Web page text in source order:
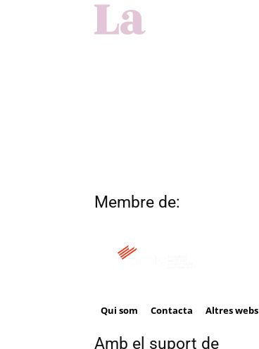
Membre de:
Qui som Contacta Altres webs
Amb el suport de